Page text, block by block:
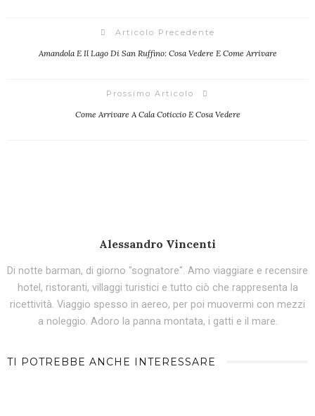
Articolo Precedente
Amandola E Il Lago Di San Ruffino: Cosa Vedere E Come Arrivare
Prossimo Articolo
Come Arrivare A Cala Coticcio E Cosa Vedere
Alessandro Vincenti
Di notte barman, di giorno "sognatore". Amo viaggiare e recensire
hotel, ristoranti, villaggi turistici e tutto ciò che rappresenta la
ricettività. Viaggio spesso in aereo, per poi muovermi con mezzi
a noleggio. Adoro la panna montata, i gatti e il mare.
TI POTREBBE ANCHE INTERESSARE